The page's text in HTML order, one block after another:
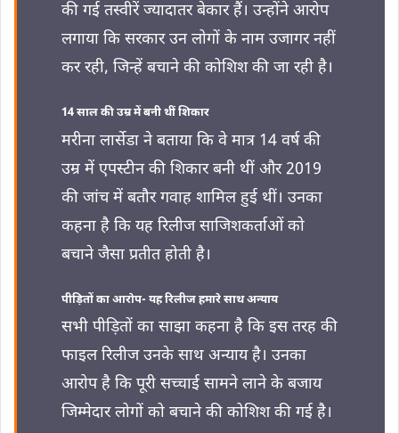
की गई तस्वीरें ज्यादातर बेकार हैं। उन्होंने आरोप
लगाया कि सरकार उन लोगों के नाम उजागर नहीं
कर रही, जिन्हें बचाने की कोशिश की जा रही है।
14 साल की उम्र में बनी थीं शिकार
मरीना लार्सेडा ने बताया कि वे मात्र 14 वर्ष की
उम्र में एपस्टीन की शिकार बनी थीं और 2019
की जांच में बतौर गवाह शामिल हुई थीं। उनका
कहना है कि यह रिलीज साजिशकर्ताओं को
बचाने जैसा प्रतीत होती है।
पीड़ितों का आरोप- यह रिलीज हमारे साथ अन्याय
सभी पीड़ितों का साझा कहना है कि इस तरह की
फाइल रिलीज उनके साथ अन्याय है। उनका
आरोप है कि पूरी सच्चाई सामने लाने के बजाय
जिम्मेदार लोगों को बचाने की कोशिश की गई है।